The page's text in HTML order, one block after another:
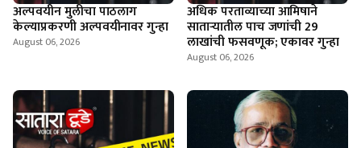
अल्पवयीन मुलीचा पाठलाग
केल्याप्रकरणी अल्पवयीनावर गुन्हा
August 06, 2026
अधिक परताव्याच्या आमिषाने
साताऱ्यातील पाच जणांची 29
लाखांची फसवणूक; एकावर गुन्हा
August 06, 2026